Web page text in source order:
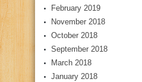
February 2019
November 2018
October 2018
September 2018
March 2018
January 2018